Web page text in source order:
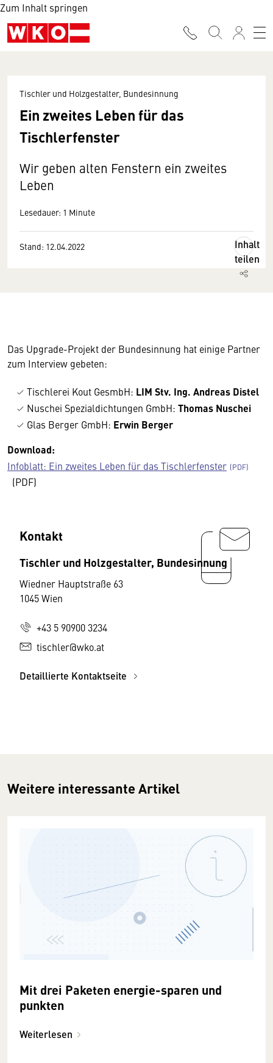
Zum Inhalt springen
Tischler und Holzgestalter, Bundesinnung
Ein zweites Leben für das
Tischlerfenster
Wir geben alten Fenstern ein zweites
Leben
Lesedauer: 1 Minute
Stand: 12.04.2022
Inhalt
teilen
Das Upgrade-Projekt der Bundesinnung hat einige Partner
zum Interview gebeten:
Tischlerei Kout GesmbH: LIM Stv. Ing. Andreas Distel
Nuschei Spezialdichtungen GmbH: Thomas Nuschei
Glas Berger GmbH: Erwin Berger
Download:
Infoblatt: Ein zweites Leben für das Tischlerfenster
(PDF)
Kontakt
Tischler und Holzgestalter, Bundesinnung
Wiedner Hauptstraße 63
1045 Wien
+43 5 90900 3234
tischler@wko.at
Detaillierte Kontaktseite
Weitere interessante Artikel
Mit drei Paketen energie-sparen und
punkten
Weiterlesen